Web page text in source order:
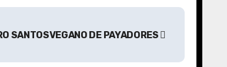
SANTOSVEGANO DE PAYADORES